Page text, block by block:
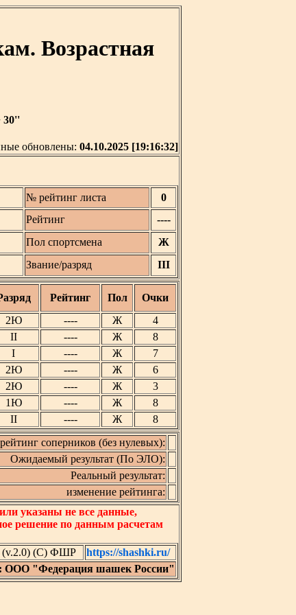
Возрастная
30''
обновлены: 04.10.2025 [19:16:32]
№ рейтинг листа
0
Рейтинг
----
Пол спортсмена
Ж
Звание/разряд III
Рейтинг Пол
Очки
2Ю ---- Ж
4
II ---- Ж
8
I ---- Ж
7
2Ю ---- Ж
6
2Ю ---- Ж
3
1Ю ---- Ж
8
II ---- Ж
8
соперников (без нулевых):
Ожидаемый результат (По ЭЛО):
Реальный результат:
изменение рейтинга:
указаны не все данные,
решение по данным расчетам
(v.2.0) (C) ФШР
https://shashki.ru/
ООО "Федерация шашек России"